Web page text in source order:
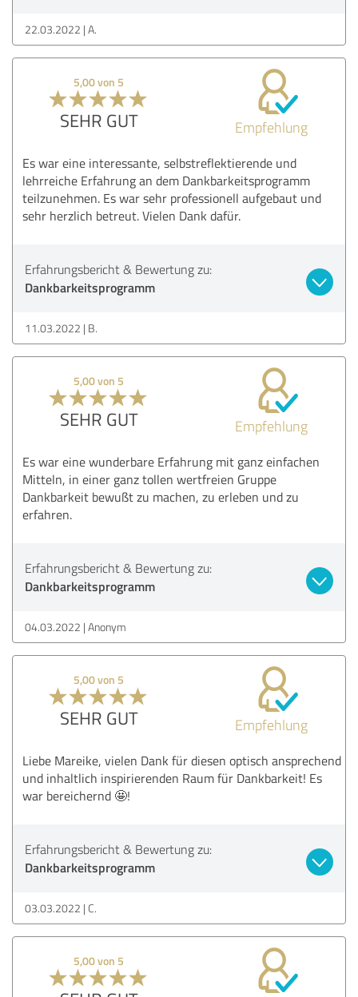
22.03.2022 A.
5,00 von 5
SEHR GUT Empfehlung
Es war eine interessante, selbstreflektierende und
lehrreiche Erfahrung an dem Dankbarkeitsprogramm
teilzunehmen. Es war sehr professionell aufgebaut und
sehr herzlich betreut. Vielen Dank dafür.
Erfahrungsbericht & Bewertung zu:
Dankbarkeitsprogramm
11.03.2022 B.
5,00 von 5
SEHR GUT Empfehlung
Es war eine wunderbare Erfahrung mit ganz einfachen
Mitteln, in einer ganz tollen wertfreien Gruppe
Dankbarkeit bewußt zu machen, zu erleben und zu
erfahren.
Erfahrungsbericht & Bewertung zu:
Dankbarkeitsprogramm
04.03.2022 Anonym
5,00 von 5
SEHR GUT Empfehlung
Liebe Mareike, vielen Dank für diesen optisch ansprechend
und inhaltlich inspirierenden Raum für Dankbarkeit! Es
war bereichernd 🤩!
Erfahrungsbericht & Bewertung zu:
Dankbarkeitsprogramm
03.03.2022 C.
5,00 von 5